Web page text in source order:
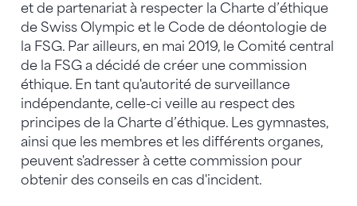
et de partenariat à respecter la Charte d’éthique
de Swiss Olympic et le Code de déontologie de
la FSG. Par ailleurs, en mai 2019, le Comité central
de la FSG a décidé de créer une commission
éthique. En tant qu'autorité de surveillance
indépendante, celle-ci veille au respect des
principes de la Charte d’éthique. Les gymnastes,
ainsi que les membres et les différents organes,
peuvent s'adresser à cette commission pour
obtenir des conseils en cas d'incident.